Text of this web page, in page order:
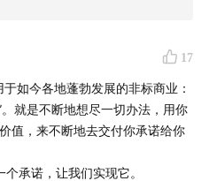
局。”
明明知道出海是风口，明明知
知道怎么做！
本新书《溢出》《增长革
的理论精华，里面就讲到今
遇，到底应该怎么做？
17
如今各地蓬勃发展的非标商业：
就是不断地想尽一切办法，用你
值，来不断地去交付你承诺给你
承诺，让我们实现它。